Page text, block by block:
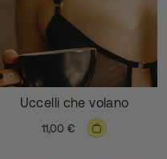
Uccelli che volano
11,00 €